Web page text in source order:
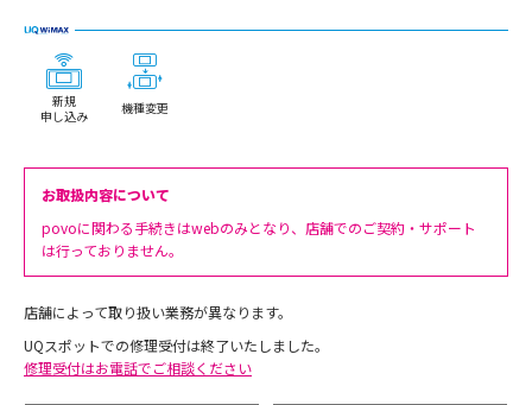
新規
申し込み
機種変更
お取扱内容について
povoに関わる手続きはwebのみとなり、店舗でのご契約・サポート
は行っておりません。
店舗によって取り扱い業務が異なります。
UQスポットでの修理受付は終了いたしました。
修理受付はお電話でご相談ください